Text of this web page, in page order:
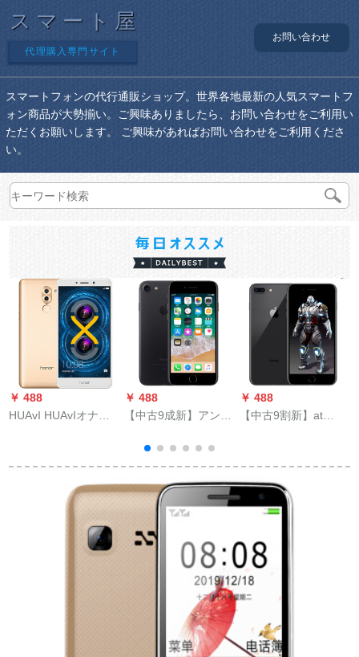
スマート屋
代理購入専門サイト
お問い合わせ
スマートフォンの代行通販ショップ。世界各地最新の人気スマートフ
ォン商品が大勢揃い。ご興味ありましたら、お問い合わせをご利用い
ただくお願いします。 ご興味があればお問い合わせをご利用くださ
い。
￥ 488
HUAvI HUAvIオナト6
ンチー大画面ストレ
￥ 488
【中古9成新】アンゼ
ト7.4.7イニング中古
スモククウォーク12
G
￥ 488
【中古9割新】at
空灰64 G